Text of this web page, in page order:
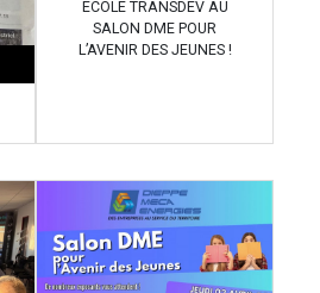
ÉCOLE TRANSDEV AU
SALON DME POUR
L’AVENIR DES JEUNES !